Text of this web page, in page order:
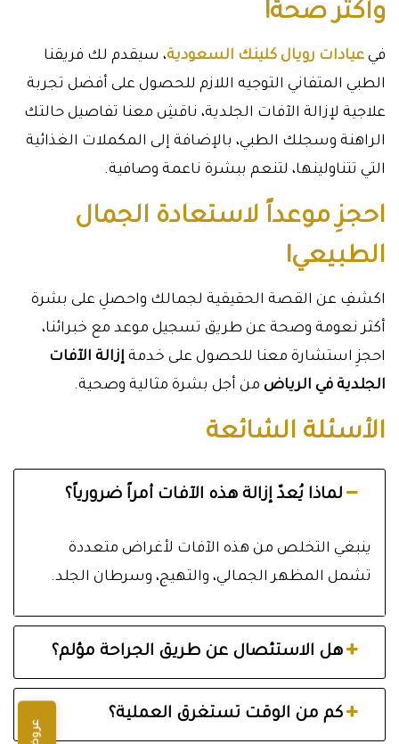
وأكثر صحة!
في عيادات رويال كلينك السعودية، سيقدم لك فريقنا
الطبي المتفاني التوجيه اللازم للحصول على أفضل تجربة
علاجية لإزالة الآفات الجلدية، ناقشِ معنا تفاصيل حالتك
الراهنة وسجلك الطبي، بالإضافة إلى المكملات الغذائية
التي تتناولينها، لتنعم ببشرة ناعمة وصافية.
احجزِ موعداً لاستعادة الجمال
الطبيعي!
اكشفِ عن القصة الحقيقية لجمالك واحصلِ على بشرة
أكثر نعومة وصحة عن طريق تسجيل موعد مع خبرائنا،
احجزِ استشارة معنا للحصول على خدمة إزالة الآفات
الجلدية في الرياض من أجل بشرة مثالية وصحية.
الأسئلة الشائعة
لماذا يُعدّ إزالة هذه الآفات أمراً ضرورياً؟
ينبغي التخلص من هذه الآفات لأغراض متعددة
تشمل المظهر الجمالي، والتهيج، وسرطان الجلد.
هل الاستئصال عن طريق الجراحة مؤلم؟
كم من الوقت تستغرق العملية؟